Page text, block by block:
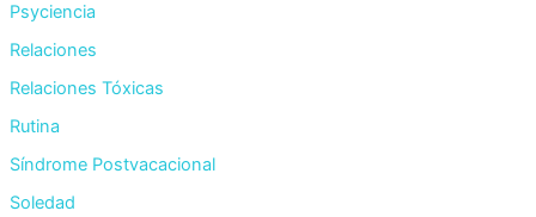
Psyciencia
Relaciones
Relaciones Tóxicas
Rutina
Síndrome Postvacacional
Soledad